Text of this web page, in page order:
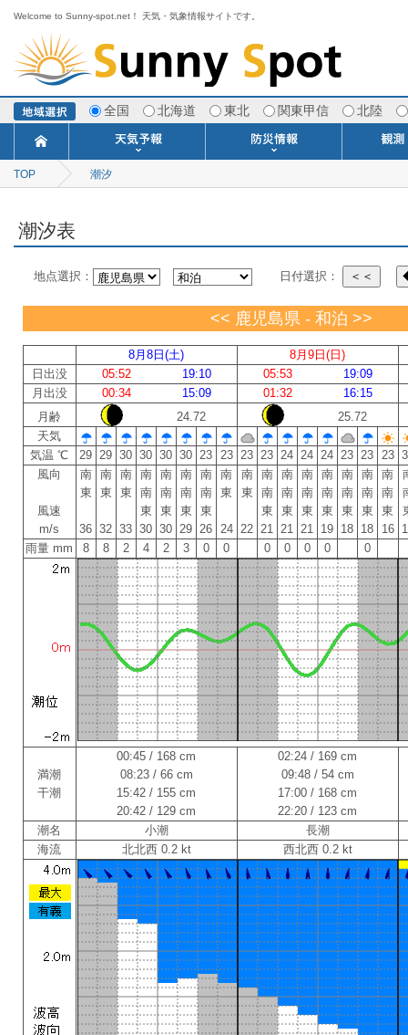
Welcome to Sunny-spot.net！ 天気・気象情報サイトです。
全国 北海道 東北 関東甲信 北陸
今日明日の天気
ポイント予報
週間天気予報
寒・暖候期予報
TOP 潮汐
潮汐表
地点選択： 日付選択： ＜＜
<< 鹿児島県 - 和泊 >>
8月8日(土)
8月9日(日)
日出没
05:52 19:10 05:53
19:09
月出没
00:34 15:09 01:32
16:15
月齢
24.72
25.72
天気
気温 ℃
29 29 30 30 30 30 23 23 23 23 24 24 24 23 23 23
風向
風速
m/s
南
東
36
南
東
32
南
東
33
南
南
東
30
南
南
東
30
南
南
東
29
南
南
東
26
南
東
24
南
東
22
南
南
東
21
南
南
東
21
南
南
東
21
南
南
東
19
南
南
東
18
南
南
東
18
南
南
東
16
雨量 mm
8 8 2 4 2 3 0 0 0 0 0 0 0
満潮
干潮
00:45 / 168 cm
08:23 / 66 cm
15:42 / 155 cm
20:42 / 129 cm
02:24 / 169 cm
09:48 / 54 cm
17:00 / 168 cm
22:20 / 123 cm
潮名
小潮
長潮
海流
北北西 0.2 kt 西北西 0.2 kt